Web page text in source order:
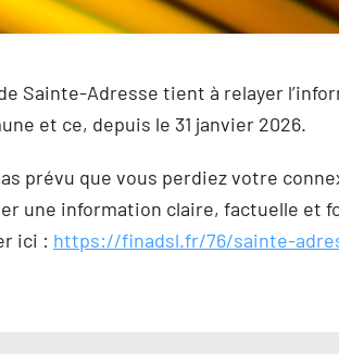
Sainte-Adresse tient à relayer
et ce, depuis le 31 janvier 2026.
prévu que vous perdiez votre
une information claire, factuelle et
ici : https://finadsl.fr/76/sainte-